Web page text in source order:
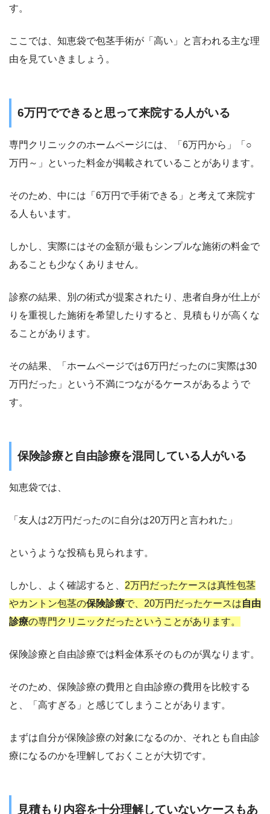
す。
ここでは、知恵袋で包茎手術が「高い」と言われる主な理
由を見ていきましょう。
6万円でできると思って来院する人がいる
専門クリニックのホームページには、「6万円から」「○
万円～」といった料金が掲載されていることがあります。
そのため、中には「6万円で手術できる」と考えて来院す
る人もいます。
しかし、実際にはその金額が最もシンプルな施術の料金で
あることも少なくありません。
診察の結果、別の術式が提案されたり、患者自身が仕上が
りを重視した施術を希望したりすると、見積もりが高くな
ることがあります。
その結果、「ホームページでは6万円だったのに実際は30
万円だった」という不満につながるケースがあるようで
す。
保険診療と自由診療を混同している人がいる
知恵袋では、
「友人は2万円だったのに自分は20万円と言われた」
というような投稿も見られます。
しかし、よく確認すると、 2万円だったケースは真性包茎
やカントン包茎の保険診療で、20万円だったケースは自由
診療の専門クリニックだったということがあります。
保険診療と自由診療では料金体系そのものが異なります。
そのため、保険診療の費用と自由診療の費用を比較する
と、「高すぎる」と感じてしまうことがあります。
まずは自分が保険診療の対象になるのか、それとも自由診
療になるのかを理解しておくことが大切です。
見積もり内容を十分理解していないケースもあ